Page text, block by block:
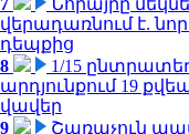
վերադառնում է.
դեպքից
8
1/15
արդյունքում 19
վավեր
9
Շառաչուն